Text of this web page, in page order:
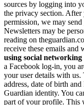
sources by logging into
the privacy section.
permission, we may
Newsletters may be
reading on
receive these emails and
using social networking
a Facebook log-in, you
your user details with
address, date of birth
Guardian identity. You
part of your profile. This